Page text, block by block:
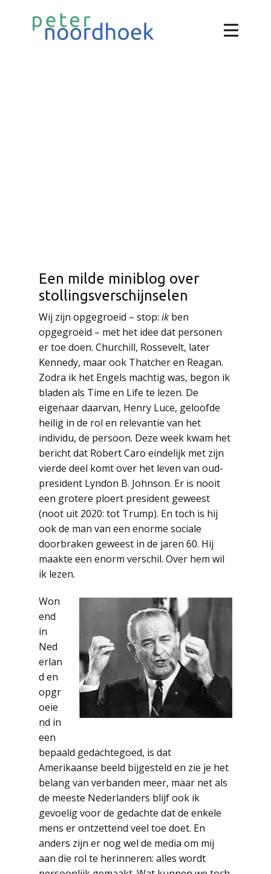
Een milde miniblog over
stollingsverschijnselen
Wij zijn opgegroeid – stop: ik ben
opgegroeid – met het idee dat personen
er toe doen. Churchill, Rossevelt, later
Kennedy, maar ook Thatcher en Reagan.
Zodra ik het Engels machtig was, begon ik
bladen als Time en Life te lezen. De
eigenaar daarvan, Henry Luce, geloofde
heilig in de rol en relevantie van het
individu, de persoon. Deze week kwam het
bericht dat Robert Caro eindelijk met zijn
vierde deel komt over het leven van oud-
president Lyndon B. Johnson. Er is nooit
een grotere ploert president geweest
(noot uit 2020: tot Trump). En toch is hij
ook de man van een enorme sociale
doorbraken geweest in de jaren 60. Hij
maakte een enorm verschil. Over hem wil
ik lezen.
Won
end
in
Ned
erlan
d en
opgr
oeie
nd in
een
bepaald gedachtegoed, is dat
Amerikaanse beeld bijgesteld en zie je het
belang van verbanden meer, maar net als
de meeste Nederlanders blijf ook ik
gevoelig voor de gedachte dat de enkele
mens er ontzettend veel toe doet. En
anders zijn er nog wel de media om mij
aan die rol te herinneren: alles wordt